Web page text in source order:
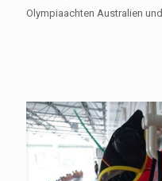
Olympiaachten Australien und